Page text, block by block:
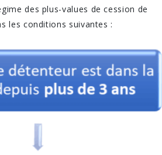
des plus-values de cession de
les conditions suivantes :